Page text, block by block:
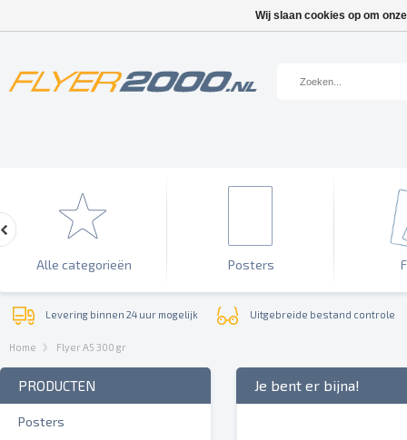
Alle categorieën Posters
Levering binnen 24 uur mogelijk Uitgebreide bestand controle
Home Flyer A5 300 gr
PRODUCTEN
Posters
Je bent er bijna!
Wij slaan cookies op om